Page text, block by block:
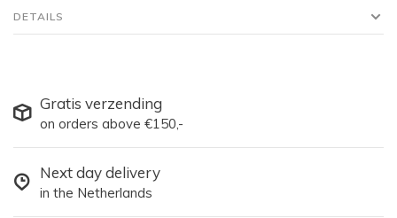
DETAILS
Gratis verzending
on orders above €150,-
Next day delivery
in the Netherlands